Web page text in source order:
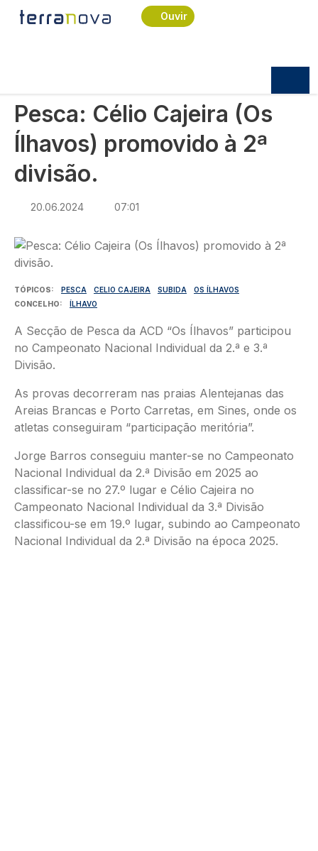
Passar para o conteúdo principal
Ouvir
Navegação estrutural
Início
Desporto
Pesca: Célio Cajeira (Os Ílhavos) promovido à 2ª
Pesca: Célio Cajeira (Os
Ílhavos) promovido à 2ª
divisão.
20.06.2024 07:01
Imagem
TÓPICOS PESCA CELIO CAJEIRA SUBIDA
OS ÍLHAVOS
CONCELHO
ÍLHAVO
A Secção de Pesca da ACD “Os Ílhavos” participou
no Campeonato Nacional Individual da 2.ª e 3.ª
Divisão.
As provas decorreram nas praias Alentejanas das
Areias Brancas e Porto Carretas, em Sines, onde os
atletas conseguiram “participação meritória”.
Jorge Barros conseguiu manter-se no Campeonato
Nacional Individual da 2.ª Divisão em 2025 ao
classificar-se no 27.º lugar e Célio Cajeira no
Campeonato Nacional Individual da 3.ª Divisão
classificou-se em 19.º lugar, subindo ao Campeonato
Nacional Individual da 2.ª Divisão na época 2025.